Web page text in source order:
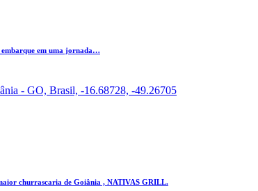
embarque em uma jornada…
- GO, Brasil, -16.68728, -49.26705
churrascaria de Goiânia , NATIVAS GRILL.